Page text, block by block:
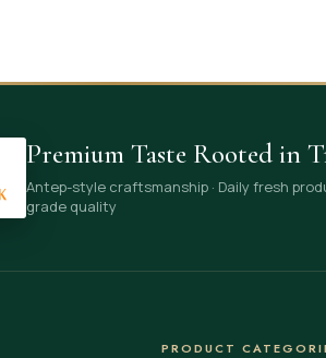
Premium Taste Rooted in
Antep-style craftsmanship · Daily fresh
grade quality
PRODUCT